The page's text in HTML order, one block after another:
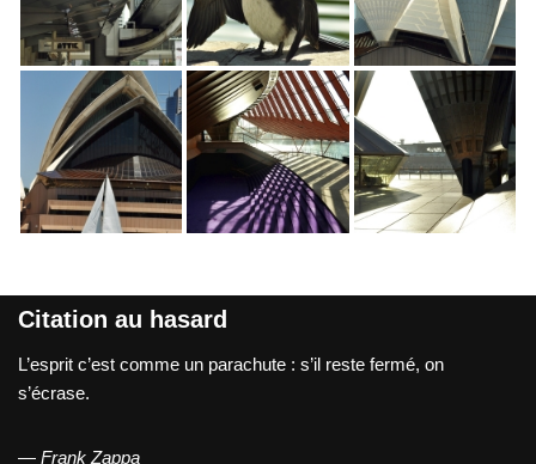
Citation au hasard
L’esprit c’est comme un parachute : s’il reste fermé, on
s’écrase.
— Frank Zappa